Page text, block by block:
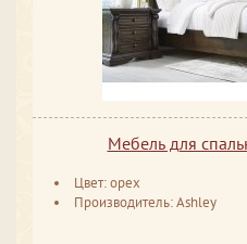
Мебель для
Цвет: орех
Производитель: Ashley